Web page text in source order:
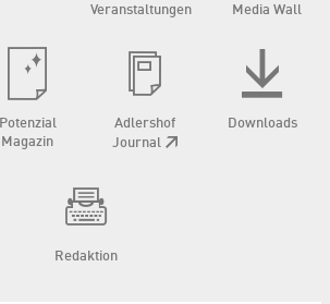
Veranstaltungen
Media Wall
Potenzial
Magazin
Adlershof
Journal
Downloads
Redaktion